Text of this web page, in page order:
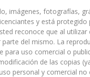
imágenes, fotografías,
y está
reconoce que al
del mismo. La
uso comercial o
de las copias
personal y comercial